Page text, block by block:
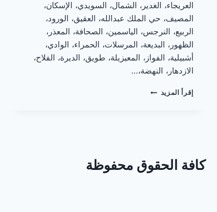
العريجاء، الغدير، الشمال، السويدي، الإسكان،
المصيف، حي الملك عبدالله، العقيق، الورود،
الربيع، النرجس، الياسمين، الصحافة، المعذر،
الظهور، البديعة، المرسلات، الحمراء، الوادي،
أشبيلية، الفواز، المعيزيلة، طويق، الديرة، الفلاح،
الازدهار، النهضة،…
إقرأ المزيد تطوير
كافة الحقوق محفوظة